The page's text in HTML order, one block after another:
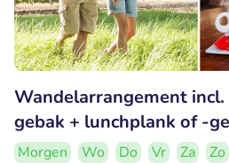
Wandelarrangement
gebak + lunchplank of -
Morgen Wo Do Vr Za
Zo